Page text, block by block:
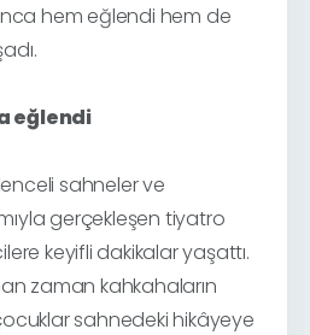
hem eğlendi hem de
eğlendi
sahneler ve
gerçekleşen tiyatro
keyifli dakikalar yaşattı.
zaman kahkahaların
sahnedeki hikâyeye